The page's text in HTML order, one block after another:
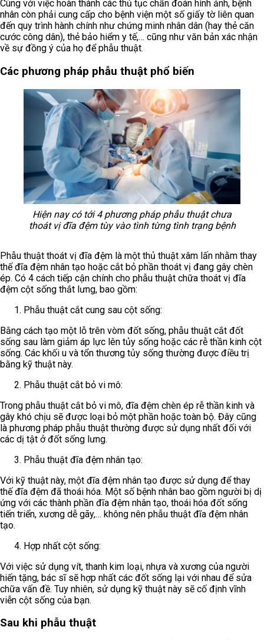
Cùng với việc hoàn thành các thủ tục chẩn đoán hình ảnh, bệnh
nhân còn phải cung cấp cho bệnh viện một số giấy tờ liên quan
đến quy trình hành chính như chứng minh nhân dân (hay thẻ căn
cước công dân), thẻ bảo hiểm y tế,… cũng như văn bản xác nhận
về sự đồng ý của họ để phẫu thuật.
Các phương pháp phẫu thuật phổ biến
Hiện nay có tới 4 phương pháp phẫu thuật chưa
thoát vị đĩa đệm tùy vào tình từng tình trạng bệnh
Phẫu thuật thoát vị đĩa đệm là một thủ thuật xâm lấn nhằm thay
thế đĩa đệm nhân tạo hoặc cắt bỏ phần thoát vị đang gây chèn
ép. Có 4 cách tiếp cận chính cho phẫu thuật chữa thoát vị đĩa
đệm cột sống thắt lưng, bao gồm:
Phẫu thuật cắt cung sau cột sống:
Bằng cách tạo một lỗ trên vòm đốt sống, phẫu thuật cắt đốt
sống sau làm giảm áp lực lên tủy sống hoặc các rễ thần kinh cột
sống. Các khối u và tổn thương tủy sống thường được điều trị
bằng kỹ thuật này.
Phẫu thuật cắt bỏ vi mô:
Trong phẫu thuật cắt bỏ vi mô, đĩa đệm chèn ép rễ thần kinh và
gây khó chịu sẽ được loại bỏ một phần hoặc toàn bộ. Đây cũng
là phương pháp phẫu thuật thường được sử dụng nhất đối với
các dị tật ở đốt sống lưng.
Phẫu thuật đĩa đệm nhân tạo:
Với kỹ thuật này, một đĩa đệm nhân tạo được sử dụng để thay
thế đĩa đệm đã thoái hóa. Một số bệnh nhân bao gồm người bị dị
ứng với các thành phần đĩa đệm nhân tạo, thoái hóa đốt sống
tiến triển, xương dễ gãy,… không nên phẫu thuật đĩa đệm nhân
tạo.
Hợp nhất cột sống:
Với việc sử dụng vít, thanh kim loại, nhựa và xương của người
hiến tặng, bác sĩ sẽ hợp nhất các đốt sống lại với nhau để sửa
chữa vấn đề. Tuy nhiên, sử dụng kỹ thuật này sẽ cố định vĩnh
viễn cột sống của bạn.
Sau khi phẫu thuật